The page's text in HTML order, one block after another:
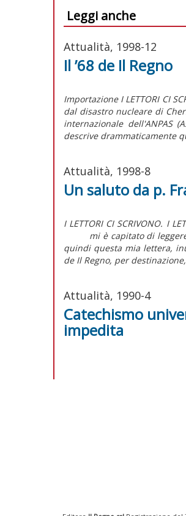
Leggi anche
Attualità, 1998-12
Il ’68 de Il Regno
Importazione I LETTORI
dal disastro nucleare di
internazionale dell'ANPAS
descrive drammaticamente
Attualità, 1998-8
Un saluto da p.
I LETTORI CI SCRIVONO.
mi è capitato di leggere
quindi questa mia lettera,
de Il Regno, per
Attualità, 1990-4
Catechismo
impedita